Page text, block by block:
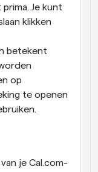
Je kunt
klikken
betekent
op
te openen
je Cal.com-